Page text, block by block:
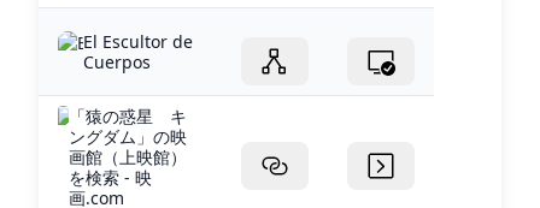
El Escultor de
Cuerpos
「猿の惑星 キ
ングダム」の映
画館（上映館）
を検索 - 映
画.com